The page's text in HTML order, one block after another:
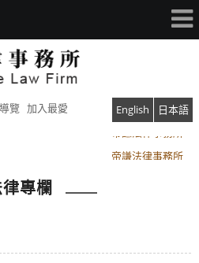
覽 加入最愛 English
日本語
帝謙法律事務所
帝謙法律事務所
專欄